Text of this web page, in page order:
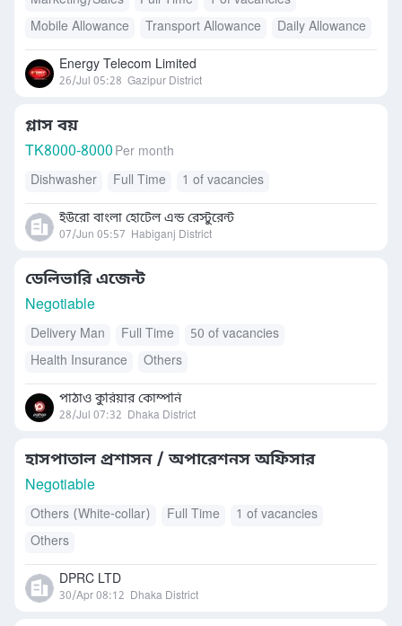
Mobile Allowance
Transport Allowance
Daily Allowance
Others
Energy Telecom Limited
26/Jul 05:28 Gazipur District
গ্লাস বয়
TK8000-8000 Per month
Dishwasher
Full Time 1 of vacancies
ইউরো বাংলা হোটেল এন্ড রেস্টুরেন্ট
07/Jun 05:57 Habiganj District
ডেলিভারি এজেন্ট
Negotiable
Delivery Man Full Time
50 of vacancies
Health Insurance
Others
পাঠাও কুরিয়ার কোম্পনি
28/Jul 07:32 Dhaka District
হাসপাতাল প্রশাসন / অপারেশনস অফিসার
Negotiable
Others (White-collar) Full Time
1 of vacancies
Others
DPRC LTD
30/Apr 08:12 Dhaka District